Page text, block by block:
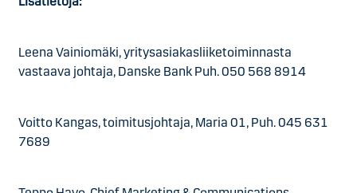
Leena Vainiomäki, yritysasiakasliiketoiminnasta
vastaava johtaja, Danske Bank Puh. 050 568 8914
Voitto Kangas, toimitusjohtaja, Maria 01, Puh. 045 631
7689